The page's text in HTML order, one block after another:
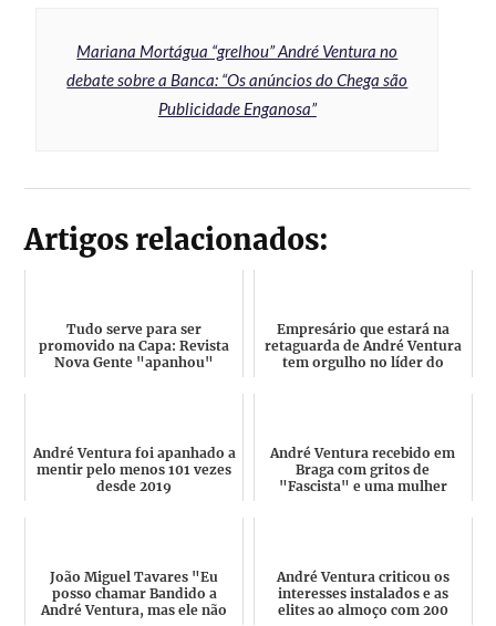
Mariana Mortágua “grelhou” André Ventura no
debate sobre a Banca: “Os anúncios do Chega são
Publicidade Enganosa”
Artigos relacionados:
Tudo serve para ser
promovido na Capa: Revista
Nova Gente "apanhou"
Empresário que estará na
retaguarda de André Ventura
tem orgulho no líder do
André Ventura foi apanhado a
mentir pelo menos 101 vezes
desde 2019
André Ventura recebido em
Braga com gritos de
"Fascista" e uma mulher
João Miguel Tavares "Eu
posso chamar Bandido a
André Ventura, mas ele não
André Ventura criticou os
interesses instalados e as
elites ao almoço com 200